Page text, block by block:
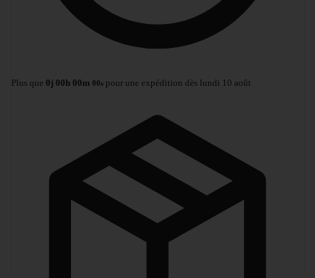
Plus que 0j 00h 00m 00s pour une expédition dès lundi 10 août